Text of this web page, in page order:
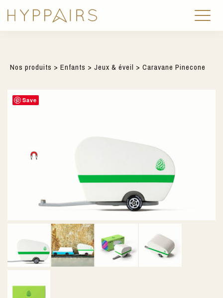
Nos produits > Enfants > Jeux & éveil > Caravane Pinecone
Save